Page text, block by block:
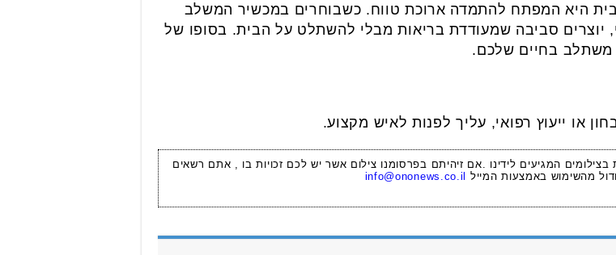
היא המפתח להתמדה ארוכת טווח. כשבוחרים במכשיר המשלב
יוצרים סביבה שמעודדת בריאות מבלי להשתלט על הבית. בסופו של
משתלב בחיים שלכם.
או ייעוץ רפואי, עליך לפנות לאיש מקצוע.
בצילומים המגיעים לידינו .אם זיהיתם בפרסומנו צילום אשר יש לכם זכויות בו , אתם רשאים
מהשימוש באמצעות המייל
info@ononews.co.il